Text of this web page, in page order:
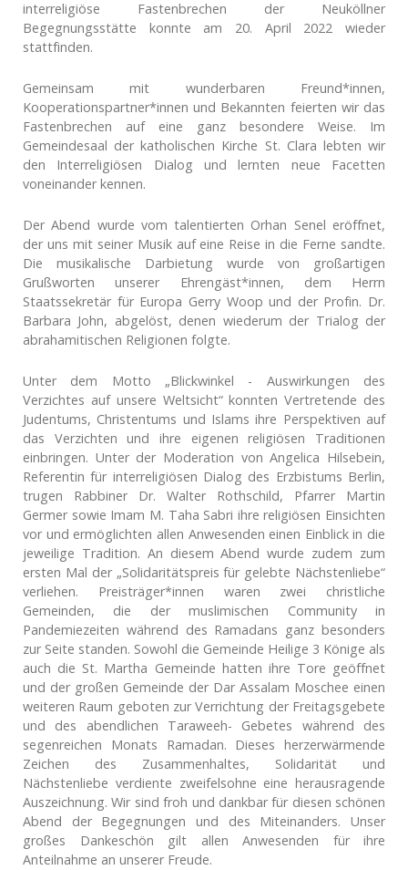
interreligiöse Fastenbrechen der Neuköllner
Begegnungsstätte konnte am 20. April 2022 wieder
stattfinden.
Gemeinsam mit wunderbaren Freund*innen,
Kooperationspartner*innen und Bekannten feierten wir das
Fastenbrechen auf eine ganz besondere Weise. Im
Gemeindesaal der katholischen Kirche St. Clara lebten wir
den Interreligiösen Dialog und lernten neue Facetten
voneinander kennen.
Der Abend wurde vom talentierten Orhan Senel eröffnet,
der uns mit seiner Musik auf eine Reise in die Ferne sandte.
Die musikalische Darbietung wurde von großartigen
Grußworten unserer Ehrengäst*innen, dem Herrn
Staatssekretär für Europa Gerry Woop und der Profin. Dr.
Barbara John, abgelöst, denen wiederum der Trialog der
abrahamitischen Religionen folgte.
Unter dem Motto „Blickwinkel - Auswirkungen des
Verzichtes auf unsere Weltsicht“ konnten Vertretende des
Judentums, Christentums und Islams ihre Perspektiven auf
das Verzichten und ihre eigenen religiösen Traditionen
einbringen. Unter der Moderation von Angelica Hilsebein,
Referentin für interreligiösen Dialog des Erzbistums Berlin,
trugen Rabbiner Dr. Walter Rothschild, Pfarrer Martin
Germer sowie Imam M. Taha Sabri ihre religiösen Einsichten
vor und ermöglichten allen Anwesenden einen Einblick in die
jeweilige Tradition. An diesem Abend wurde zudem zum
ersten Mal der „Solidaritätspreis für gelebte Nächstenliebe“
verliehen. Preisträger*innen waren zwei christliche
Gemeinden, die der muslimischen Community in
Pandemiezeiten während des Ramadans ganz besonders
zur Seite standen. Sowohl die Gemeinde Heilige 3 Könige als
auch die St. Martha Gemeinde hatten ihre Tore geöffnet
und der großen Gemeinde der Dar Assalam Moschee einen
weiteren Raum geboten zur Verrichtung der Freitagsgebete
und des abendlichen Taraweeh- Gebetes während des
segenreichen Monats Ramadan. Dieses herzerwärmende
Zeichen des Zusammenhaltes, Solidarität und
Nächstenliebe verdiente zweifelsohne eine herausragende
Auszeichnung. Wir sind froh und dankbar für diesen schönen
Abend der Begegnungen und des Miteinanders. Unser
großes Dankeschön gilt allen Anwesenden für ihre
Anteilnahme an unserer Freude.